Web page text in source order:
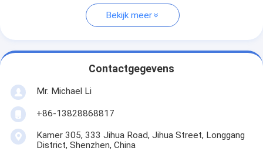
Bekijk meer
Contactgegevens
Mr. Michael Li
+86-13828868817
Kamer 305, 333 Jihua Road, Jihua Street, Longgang
District, Shenzhen, China